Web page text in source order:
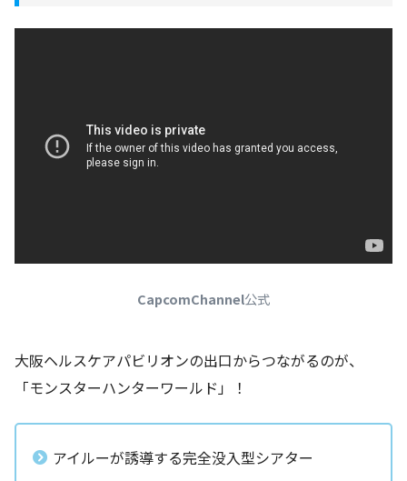
CapcomChannel公式
大阪ヘルスケアパビリオンの出口からつながるのが、
「モンスターハンターワールド」！
アイルーが誘導する完全没入型シアター